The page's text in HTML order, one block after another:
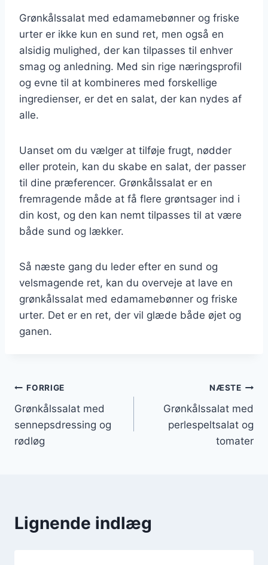
Grønkålssalat med edamamebønner og friske
urter er ikke kun en sund ret, men også en
alsidig mulighed, der kan tilpasses til enhver
smag og anledning. Med sin rige næringsprofil
og evne til at kombineres med forskellige
ingredienser, er det en salat, der kan nydes af
alle.
Uanset om du vælger at tilføje frugt, nødder
eller protein, kan du skabe en salat, der passer
til dine præferencer. Grønkålssalat er en
fremragende måde at få flere grøntsager ind i
din kost, og den kan nemt tilpasses til at være
både sund og lækker.
Så næste gang du leder efter en sund og
velsmagende ret, kan du overveje at lave en
grønkålssalat med edamamebønner og friske
urter. Det er en ret, der vil glæde både øjet og
ganen.
Indlægsnavigation
FORRIGE
Grønkålssalat med
sennepsdressing og
rødløg
NÆSTE
Grønkålssalat med
perlespeltsalat og
tomater
Lignende indlæg